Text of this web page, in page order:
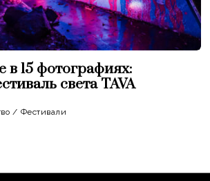
15 фотографиях:
света TAVA
/ Фестивали